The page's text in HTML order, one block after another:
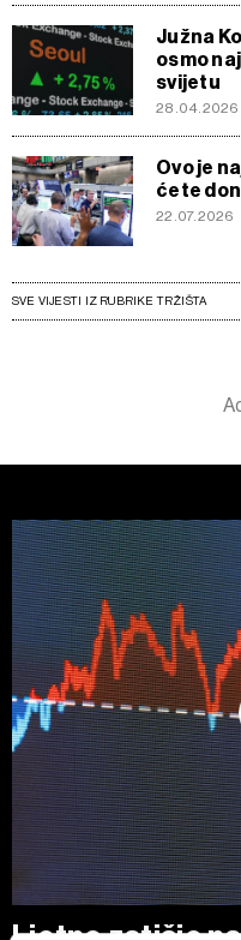
Južna
osmo
svijetu
28.04.2026
Ovo je
ćete
22.07.2026
SVE VIJESTI IZ RUBRIKE TRŽIŠTA